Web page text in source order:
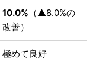
10.0% （▲8.0%の
改善）
極めて良好